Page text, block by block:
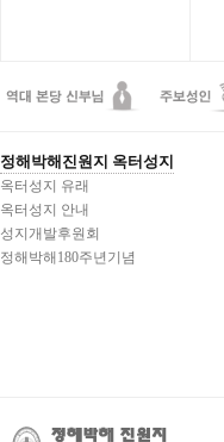
정해박해진원지 옥터성지
옥터성지 유래
옥터성지 안내
성지개발후원회
정해박해180주년기념